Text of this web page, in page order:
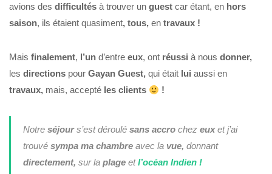
avions des difficultés à trouver un guest car étant, en hors
saison, ils étaient quasiment, tous, en travaux !
Mais finalement, l’un d’entre eux, ont réussi à nous donner,
les directions pour Gayan Guest, qui était lui aussi en
travaux, mais, accepté les clients !
Notre séjours’est déroulésans accrochez euxet j’ai
trouvé sympa ma chambreavec la vue, donnant
directement, sur la plageet l’océan Indien !